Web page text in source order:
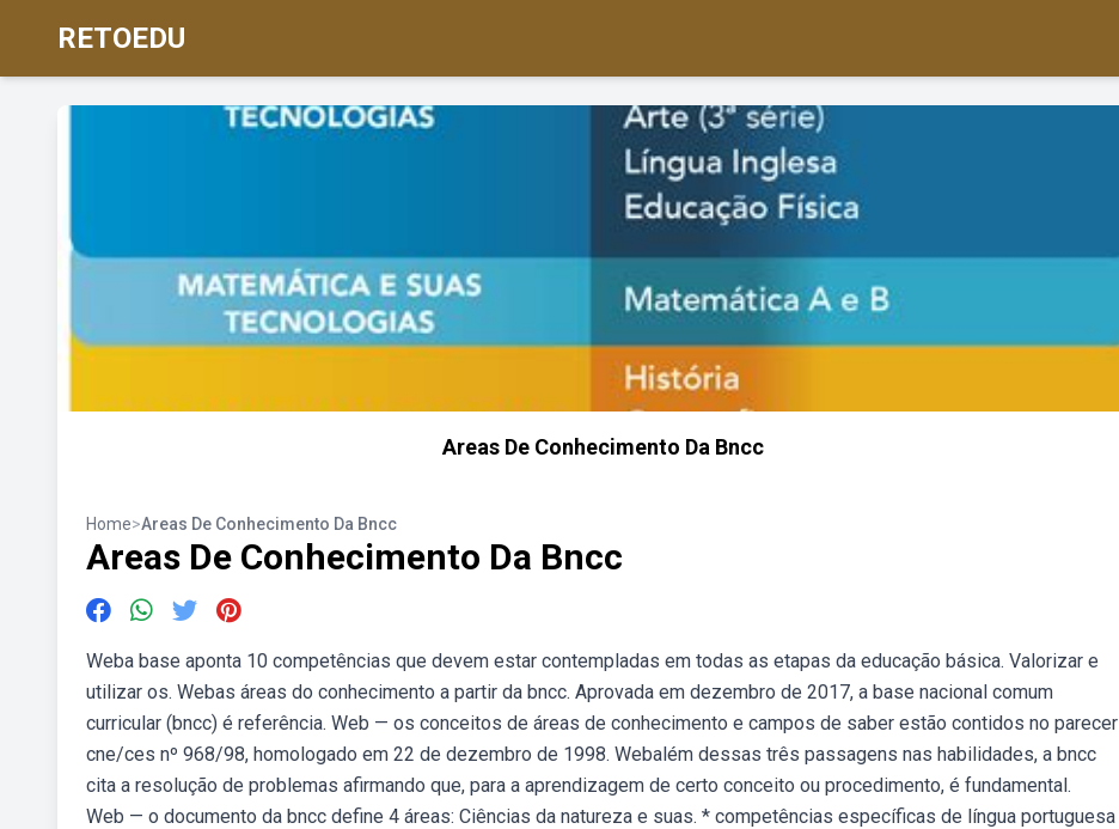
RETOEDU
Areas De Conhecimento Da Bncc
Home>Areas De Conhecimento Da Bncc
Areas De Conhecimento Da Bncc
Weba base aponta 10 competências que devem estar contempladas em todas as etapas da educação básica. Valorizar e
utilizar os. Webas áreas do conhecimento a partir da bncc. Aprovada em dezembro de 2017, a base nacional comum
curricular (bncc) é referência. Web — os conceitos de áreas de conhecimento e campos de saber estão contidos no parecer
cne/ces nº 968/98, homologado em 22 de dezembro de 1998. Webalém dessas três passagens nas habilidades, a bncc
cita a resolução de problemas afirmando que, para a aprendizagem de certo conceito ou procedimento, é fundamental.
Web — o documento da bncc define 4 áreas: Ciências da natureza e suas. * competências específicas de língua portuguesa